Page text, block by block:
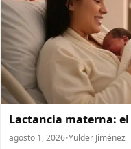
Lactancia materna:
agosto 1, 2026•Yulder Jiménez